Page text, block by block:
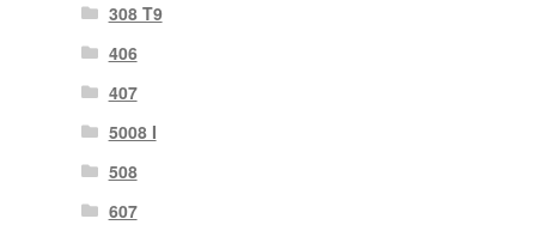
308 T9
406
407
5008 I
508
607